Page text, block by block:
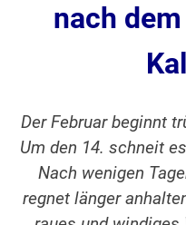
nach
Der Februar beginnt
Um den 14. schneit
Nach wenigen
regnet länger